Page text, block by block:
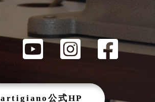
artigiano公式HP